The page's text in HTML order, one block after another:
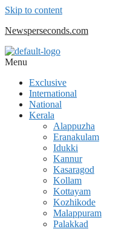
Skip to content
Newsperseconds.com
Menu
Exclusive
International
National
Kerala
Alappuzha
Eranakulam
Idukki
Kannur
Kasaragod
Kollam
Kottayam
Kozhikode
Malappuram
Palakkad